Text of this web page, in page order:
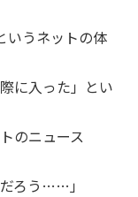
いうネットの体
に入った」とい
のニュース
ろう……」